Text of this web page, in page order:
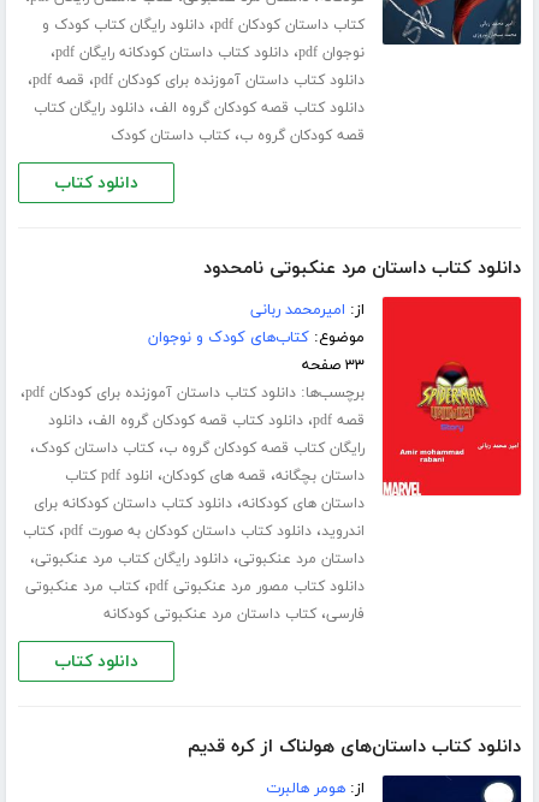
کتاب داستان کودکان pdf ،دانلود رایگان کتاب کودک و
نوجوان pdf
،دانلود کتاب داستان کودکانه رایگان pdf ،
دانلود کتاب داستان آموزنده برای کودکان pdf ، قصه pdf ،
دانلود کتاب قصه کودکان گروه الف،دانلود رایگان کتاب
قصه کودکان گروه ب،کتاب داستان کودک
دانلود کتاب
دانلود کتاب داستان مرد عنکبوتی نامحدود
از: امیرمحمد ربانی
موضوع:کتاب‌های کودک و نوجوان
۳۳ صفحه
برچسب‌ها:دانلود کتاب داستان آموزنده برای کودکان pdf ،
قصه pdf ،دانلود کتاب قصه کودکان گروه الف،دانلود
رایگان کتاب قصه کودکان گروه ب،کتاب داستان کودک،
داستان بچگانه، قصه های کودکان،
انلود pdf کتاب
داستان های کودکانه،دانلود کتاب داستان کودکانه برای
اندروید،دانلود کتاب داستان کودکان به صورت pdf ،کتاب
داستان مرد عنکبوتی،دانلود رایگان کتاب مرد عنکبوتی،
دانلود کتاب مصور مرد عنکبوتی pdf ،کتاب مرد عنکبوتی
فارسی،کتاب داستان مرد عنکبوتی کودکانه
دانلود کتاب
دانلود کتاب داستان‌های هولناک از کره قدیم
از:هومر هالبرت